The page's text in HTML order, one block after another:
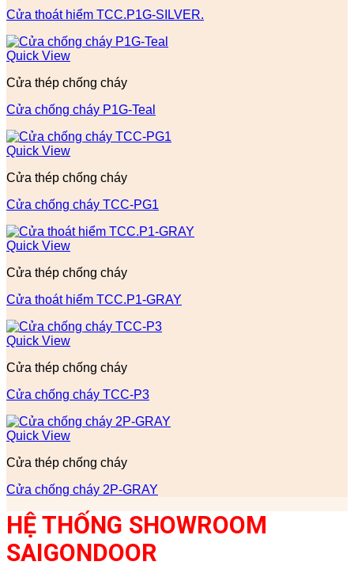
Cửa thoát hiểm TCC.P1G-SILVER.
Quick View
Cửa thép chống cháy
Cửa chống cháy P1G-Teal
Quick View
Cửa thép chống cháy
Cửa chống cháy TCC-PG1
Quick View
Cửa thép chống cháy
Cửa thoát hiểm TCC.P1-GRAY
Quick View
Cửa thép chống cháy
Cửa chống cháy TCC-P3
Quick View
Cửa thép chống cháy
Cửa chống cháy 2P-GRAY
HỆ THỐNG SHOWROOM
SAIGONDOOR